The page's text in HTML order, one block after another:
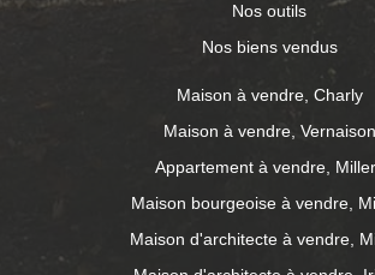
Nos outils
Nos biens vendus
Maison à vendre, Charly
Maison à vendre, Vernaison
Appartement à vendre,
Maison bourgeoise à vendre,
Maison d'architecte à vendre,